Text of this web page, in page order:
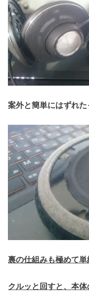
案外と簡単にはずれた
裏の仕組みも極めて単
クルッと回すと、本体